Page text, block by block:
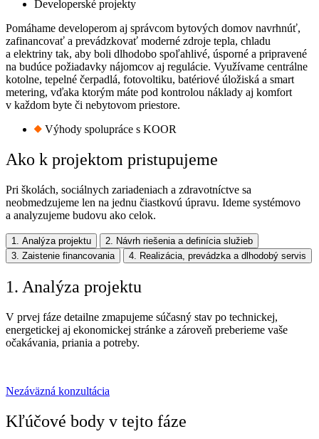
Developerské projekty
Pomáhame developerom aj správcom bytových domov navrhnúť,
zafinancovať a prevádzkovať moderné zdroje tepla, chladu
a elektriny tak, aby boli dlhodobo spoľahlivé, úsporné a pripravené
na budúce požiadavky nájomcov aj regulácie. Využívame centrálne
kotolne, tepelné čerpadlá, fotovoltiku, batériové úložiská a smart
metering, vďaka ktorým máte pod kontrolou náklady aj komfort
v každom byte či nebytovom priestore.
Výhody spolupráce s KOOR
Ako k projektom pristupujeme
Pri školách, sociálnych zariadeniach a zdravotníctve sa
neobmedzujeme len na jednu čiastkovú úpravu. Ideme systémovo
a analyzujeme budovu ako celok.
1. Analýza projektu
2. Návrh riešenia a definícia služieb
3. Zaistenie financovania
4. Realizácia, prevádzka a dlhodobý servis
1. Analýza projektu
V prvej fáze detailne zmapujeme súčasný stav po technickej,
energetickej aj ekonomickej stránke a zároveň preberieme vaše
očakávania, priania a potreby.
Nezáväzná konzultácia
Kľúčové body v tejto fáze